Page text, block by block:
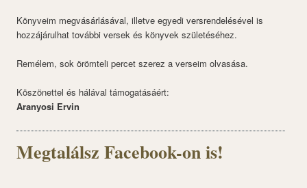
Könyveim megvásárlásával, illetve egyedi versrendelésével is
hozzájárulhat további versek és könyvek születéséhez.
Remélem, sok örömteli percet szerez a verseim olvasása.
Köszönettel és hálával támogatásáért:
Aranyosi Ervin
Megtalálsz Facebook-on is!